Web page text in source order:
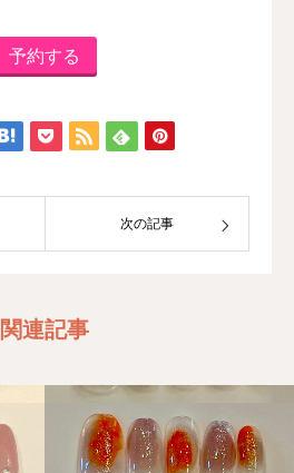
予約する
次の記事
関連記事